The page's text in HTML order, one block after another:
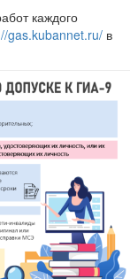
каждого
gas.kubannet.ru/ в